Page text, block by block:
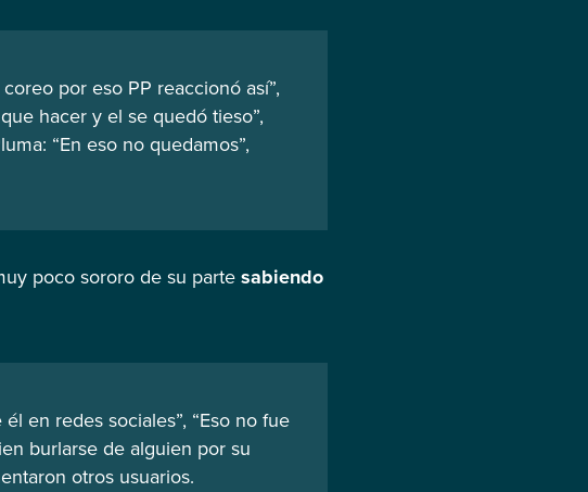
por eso PP reaccionó así”,
hacer y el se quedó tieso”,
“En eso no quedamos”,
poco sororo de su parte sabiendo
en redes sociales”, “Eso no fue
burlarse de alguien por su
otros usuarios.